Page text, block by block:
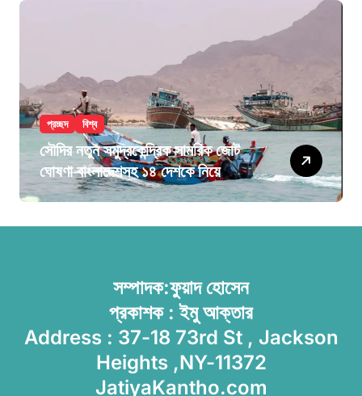
প্রচ্ছদ বিশ্ব
সৌদির নতুন সমুদ্রকেন্দ্রিক সামরিক জোট
ঘোষণা বাংলাদেশসহ ১৪ দেশকে নিয়ে
সম্পাদক:ফুয়াদ হোসেন
প্রকাশক : ইমু আক্তার
Address : 37-18 73rd St , Jackson
Heights ,NY-11372
JatiyaKantho.com